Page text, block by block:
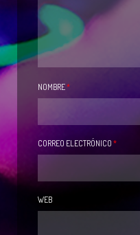
NOMBRE*
CORREO ELECTRÓNICO *
WEB